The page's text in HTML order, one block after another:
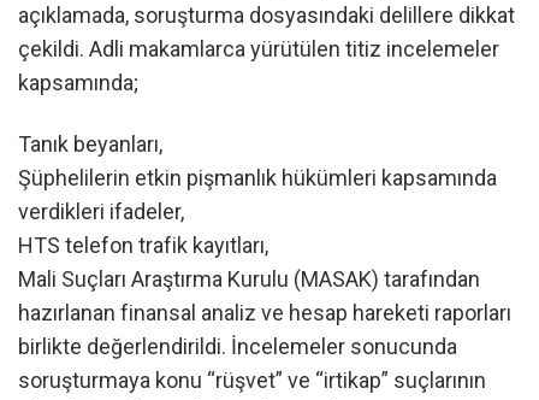
açıklamada, soruşturma dosyasındaki delillere dikkat
çekildi. Adli makamlarca yürütülen titiz incelemeler
kapsamında;
Tanık beyanları,
Şüphelilerin etkin pişmanlık hükümleri kapsamında
verdikleri ifadeler,
HTS telefon trafik kayıtları,
Mali Suçları Araştırma Kurulu (MASAK) tarafından
hazırlanan finansal analiz ve hesap hareketi raporları
birlikte değerlendirildi. İncelemeler sonucunda
soruşturmaya konu “rüşvet” ve “irtikap” suçlarının